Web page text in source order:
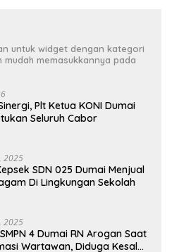
untuk widget dengan kategori
memasukkannya pada
Plt Ketua KONI Dumai
Seluruh Cabor
2025
SDN 025 Dumai Menjual
Di Lingkungan Sekolah
2025
4 Dumai RN Arogan Saat
Wartawan, Diduga Kesal